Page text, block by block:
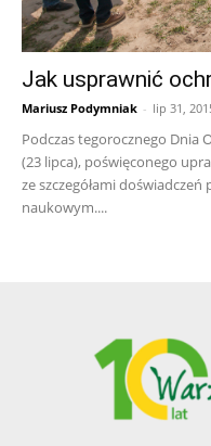
Jak usprawnić
Mariusz Podymniak - lip 31,
Podczas tegorocznego
(23 lipca), poświęconego
ze szczegółami
naukowym....